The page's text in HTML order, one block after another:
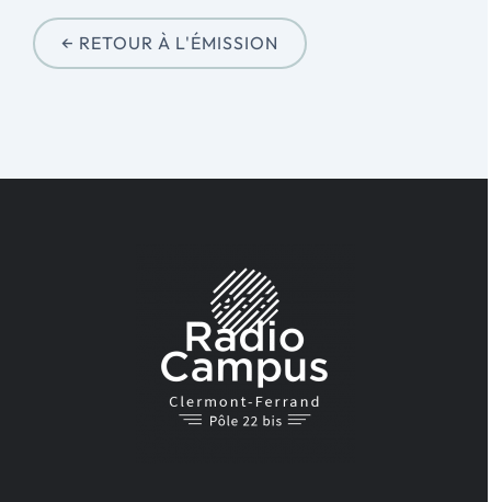
← RETOUR À L'ÉMISSION